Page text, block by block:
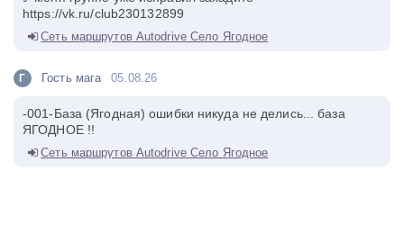
https://vk.ru/club230132899
Сеть маршрутов Autodrive Село Ягодное
Г Гость мага 05.08.26
-001-База (Ягодная) ошибки никуда не делись... база
ЯГОДНОЕ !!
Сеть маршрутов Autodrive Село Ягодное